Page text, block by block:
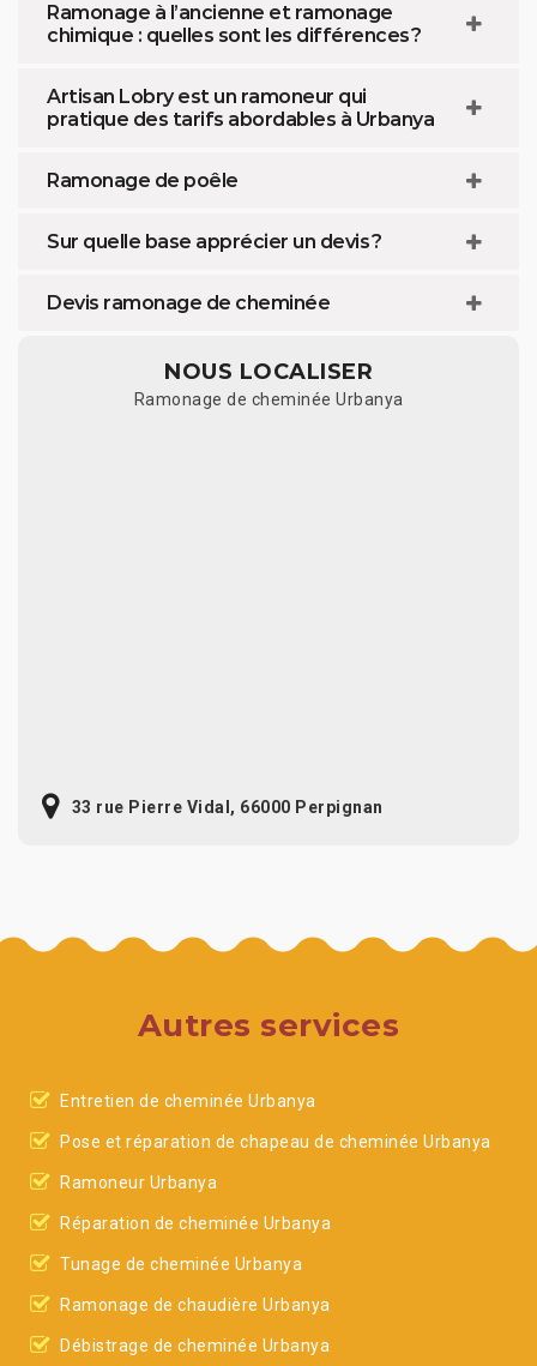
Ramonage à l’ancienne et ramonage
chimique : quelles sont les différences ?
Artisan Lobry est un ramoneur qui
pratique des tarifs abordables à Urbanya
Ramonage de poêle
Sur quelle base apprécier un devis ?
Devis ramonage de cheminée
NOUS LOCALISER
Ramonage de cheminée Urbanya
33 rue Pierre Vidal, 66000 Perpignan
Autres services
Entretien de cheminée Urbanya
Pose et réparation de chapeau de cheminée Urbanya
Ramoneur Urbanya
Réparation de cheminée Urbanya
Tunage de cheminée Urbanya
Ramonage de chaudière Urbanya
Débistrage de cheminée Urbanya